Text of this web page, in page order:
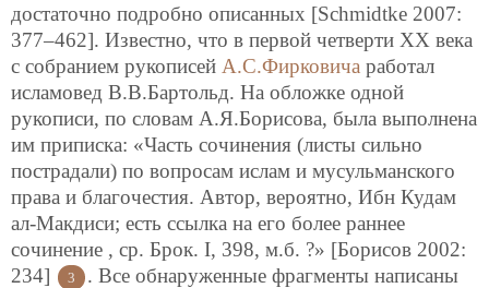
достаточно подробно описанных [Schmidtke 2007:
377–462]. Известно, что в первой четверти XX века
с собранием рукописей А.С.Фирковича работал
исламовед В.В.Бартольд. На обложке одной
рукописи, по словам А.Я.Борисова, была выполнена
им приписка: «Часть сочинения (листы сильно
пострадали) по вопросам ислам и мусульманского
права и благочестия. Автор, вероятно, Ибн Кудам
ал-Макдиси; есть ссылка на его более раннее
сочинение , ср. Брок. I, 398, м.б. ?» [Борисов 2002:
234]
3
. Все обнаруженные фрагменты написаны